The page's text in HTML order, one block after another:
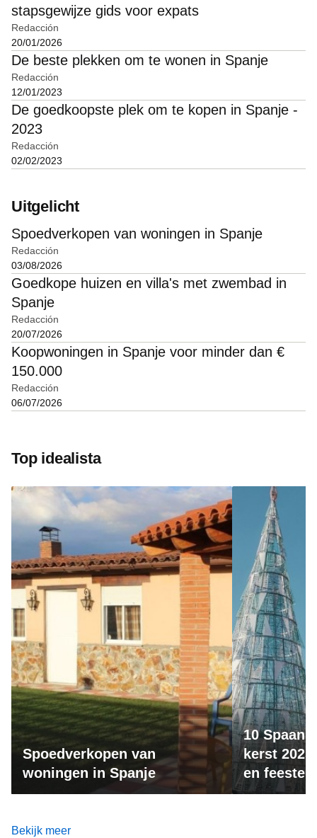
stapsgewijze gids voor expats
Redacción
20/01/2026
De beste plekken om te wonen in Spanje
Redacción
12/01/2023
De goedkoopste plek om te kopen in Spanje -
2023
Redacción
02/02/2023
Uitgelicht
Spoedverkopen van woningen in Spanje
Redacción
03/08/2026
Goedkope huizen en villa's met zwembad in
Spanje
Redacción
20/07/2026
Koopwoningen in Spanje voor minder dan €
150.000
Redacción
06/07/2026
Top idealista
Spoedverkopen van
woningen in Spanje
10
kerst
en
Bekijk meer